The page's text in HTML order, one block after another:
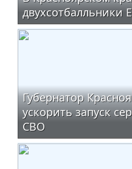
двухсотбалльники
Губернатор
ускорить запуск
СВО